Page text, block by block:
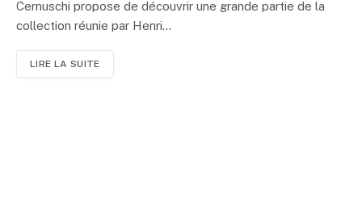
Cernuschi propose de découvrir une grande partie de la
collection réunie par Henri...
LIRE LA SUITE